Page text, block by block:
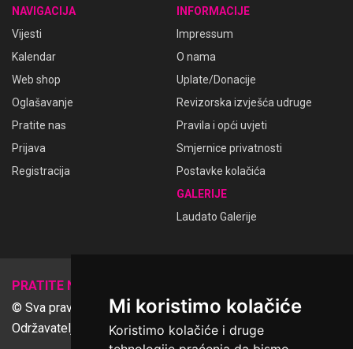
Mi koristimo kolačiće
Koristimo kolačiće i druge
NAVIGACIJA
Vijesti
Kalendar
Web shop
Oglašavanje
Pratite nas
Prijava
Registracija
INFORMACIJE
Impressum
O nama
Uplate/Donacije
Revizorska izvješća udruge
Pravila i opći uvjeti
Smjernice privatnosti
Postavke kolačića
GALERIJE
Laudato Galerije
PRATITE NAS
© Sva prava pridržana Udruga Ime dobrote
Održavatelj Netcom d.o.o., Riva 6, Rijeka